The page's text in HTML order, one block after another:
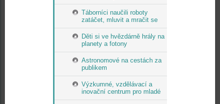
Táborníci naučili roboty
zatáčet, mluvit a mračit se
Děti si ve hvězdárně hrály na
planety a fotony
Astronomové na cestách za
publikem
Výzkumné, vzdělávací a
inovační centrum pro mladé